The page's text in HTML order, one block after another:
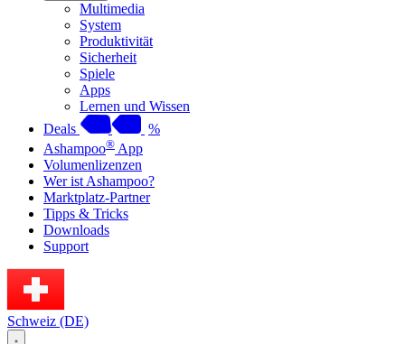
Multimedia
System
Produktivität
Sicherheit
Spiele
Apps
Lernen und Wissen
Deals
%
Ashampoo® App
Volumenlizenzen
Wer ist Ashampoo?
Marktplatz-Partner
Tipps & Tricks
Downloads
Support
Schweiz (DE)